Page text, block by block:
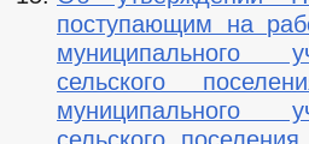
поступающим на
муниципального
сельского
муниципального
сельского